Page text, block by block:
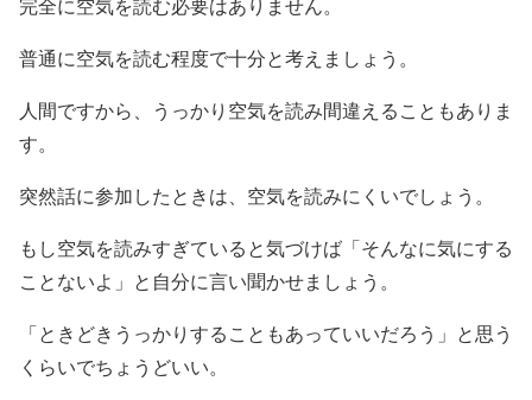
完全に空気を読む必要はありません。
普通に空気を読む程度で十分と考えましょう。
人間ですから、うっかり空気を読み間違えることもありま
す。
突然話に参加したときは、空気を読みにくいでしょう。
もし空気を読みすぎていると気づけば「そんなに気にする
ことないよ」と自分に言い聞かせましょう。
「ときどきうっかりすることもあっていいだろう」と思う
くらいでちょうどいい。